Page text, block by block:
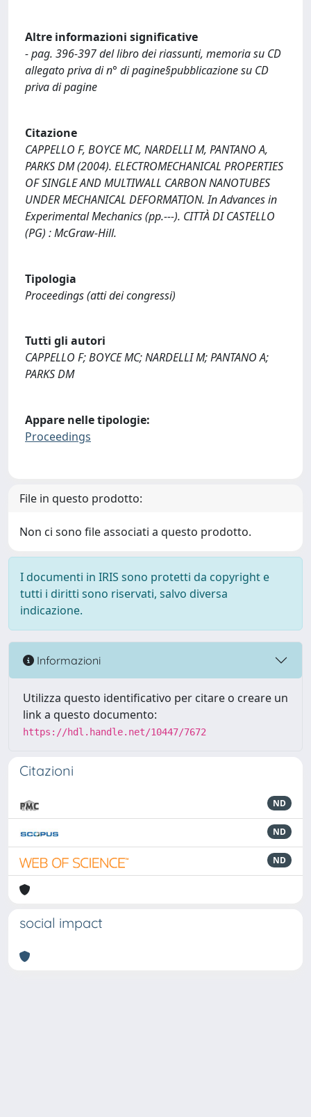
Altre informazioni significative
- pag. 396-397 del libro dei riassunti, memoria su CD
allegato priva di n° di pagine§pubblicazione su CD
priva di pagine
Citazione
CAPPELLO F, BOYCE MC, NARDELLI M, PANTANO A,
PARKS DM (2004). ELECTROMECHANICAL PROPERTIES
OF SINGLE AND MULTIWALL CARBON NANOTUBES
UNDER MECHANICAL DEFORMATION. In Advances in
Experimental Mechanics (pp.---). CITTÀ DI CASTELLO
(PG) : McGraw-Hill.
Tipologia
Proceedings (atti dei congressi)
Tutti gli autori
CAPPELLO F; BOYCE MC; NARDELLI M; PANTANO A;
PARKS DM
Appare nelle tipologie:
Proceedings
File in questo prodotto:
Non ci sono file associati a questo prodotto.
I documenti in IRIS sono protetti da copyright e
tutti i diritti sono riservati, salvo diversa
indicazione.
Informazioni
Utilizza questo identificativo per citare o creare un
link a questo documento:
https://hdl.handle.net/10447/7672
Citazioni
ND
ND
ND
social impact